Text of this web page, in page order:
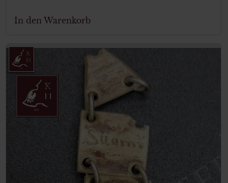
In den Warenkorb